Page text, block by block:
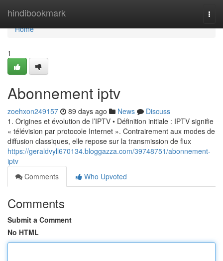
hindibookmark
Home
Home
1
Abonnement iptv
zoehxon249157 89 days ago News
Discuss
1. Origines et évolution de l’IPTV • Définition initiale : IPTV signifie
« télévision par protocole Internet ». Contrairement aux modes de
diffusion classiques, elle repose sur la transmission de flux
https://geraldvyll670134.bloggazza.com/39748751/abonnement-
iptv
Comments
Who Upvoted
Comments
Submit a Comment
No HTML